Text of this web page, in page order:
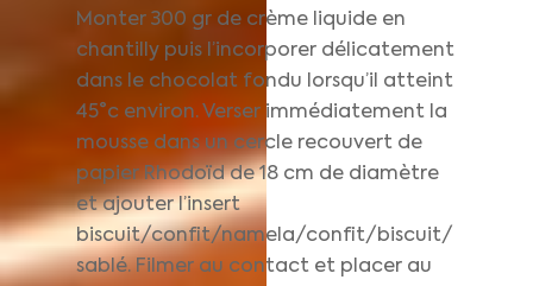
Monter 300 gr de crème liquide en
chantilly puis l’incorporer délicatement
dans le chocolat fondu lorsqu’il atteint
45°c environ. Verser immédiatement la
mousse dans un cercle recouvert de
papier Rhodoïd de 18 cm de diamètre
et ajouter l’insert
biscuit/confit/namela/confit/biscuit/
sablé. Filmer au contact et placer au